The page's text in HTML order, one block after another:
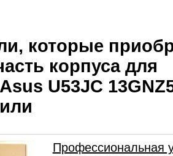
которые
корпуса для
U53JC
Профессиональная